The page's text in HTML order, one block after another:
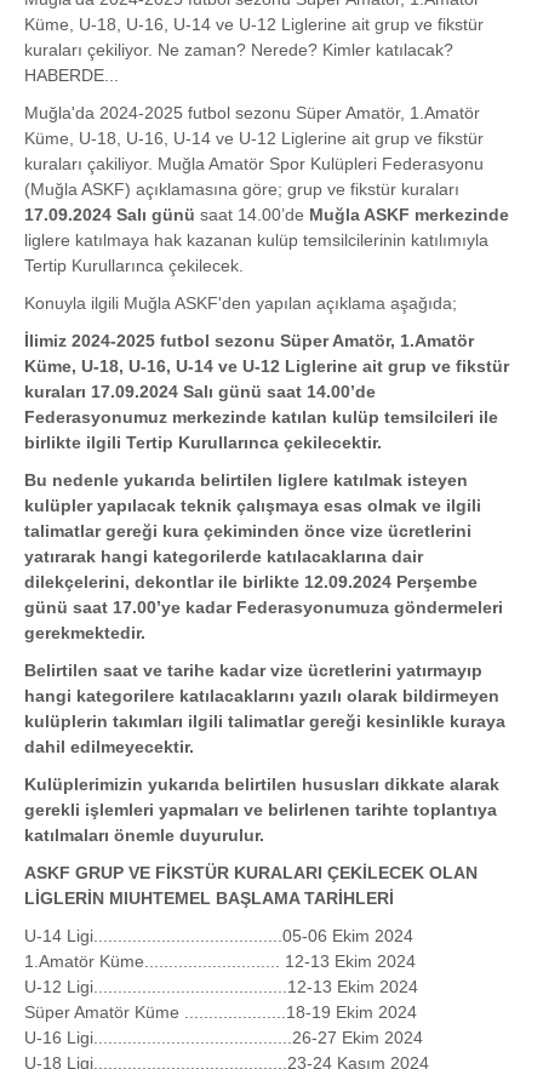
Küme, U-18, U-16, U-14 ve U-12 Liglerine ait grup ve fikstür
kuraları çekiliyor. Ne zaman? Nerede? Kimler katılacak?
HABERDE...
Muğla'da 2024-2025 futbol sezonu Süper Amatör, 1.Amatör
Küme, U-18, U-16, U-14 ve U-12 Liglerine ait grup ve fikstür
kuraları çakiliyor. Muğla Amatör Spor Kulüpleri Federasyonu
(Muğla ASKF) açıklamasına göre; grup ve fikstür kuraları
17.09.2024 Salı günü saat 14.00’de Muğla ASKF merkezinde
liglere katılmaya hak kazanan kulüp temsilcilerinin katılımıyla
Tertip Kurullarınca çekilecek.
Konuyla ilgili Muğla ASKF'den yapılan açıklama aşağıda;
İlimiz 2024-2025 futbol sezonu Süper Amatör, 1.Amatör
Küme, U-18, U-16, U-14 ve U-12 Liglerine ait grup ve fikstür
kuraları 17.09.2024 Salı günü saat 14.00’de
Federasyonumuz merkezinde katılan kulüp temsilcileri ile
birlikte ilgili Tertip Kurullarınca çekilecektir.
Bu nedenle yukarıda belirtilen liglere katılmak isteyen
kulüpler yapılacak teknik çalışmaya esas olmak ve ilgili
talimatlar gereği kura çekiminden önce vize ücretlerini
yatırarak hangi kategorilerde katılacaklarına dair
dilekçelerini, dekontlar ile birlikte 12.09.2024 Perşembe
günü saat 17.00’ye kadar Federasyonumuza göndermeleri
gerekmektedir.
Belirtilen saat ve tarihe kadar vize ücretlerini yatırmayıp
hangi kategorilere katılacaklarını yazılı olarak bildirmeyen
kulüplerin takımları ilgili talimatlar gereği kesinlikle kuraya
dahil edilmeyecektir.
Kulüplerimizin yukarıda belirtilen hususları dikkate alarak
gerekli işlemleri yapmaları ve belirlenen tarihte toplantıya
katılmaları önemle duyurulur.
ASKF GRUP VE FİKSTÜR KURALARI ÇEKİLECEK OLAN
LİGLERİN MIUHTEMEL BAŞLAMA TARİHLERİ
U-14 Ligi.......................................05-06 Ekim 2024
1.Amatör Küme............................ 12-13 Ekim 2024
U-12 Ligi........................................12-13 Ekim 2024
Süper Amatör Küme .....................18-19 Ekim 2024
U-16 Ligi.........................................26-27 Ekim 2024
U-18 Ligi........................................23-24 Kasım 2024